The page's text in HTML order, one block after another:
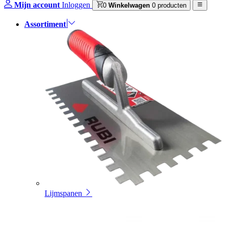
Mijn account Inloggen 0 Winkelwagen 0 producten
Assortiment
Lijmspanen